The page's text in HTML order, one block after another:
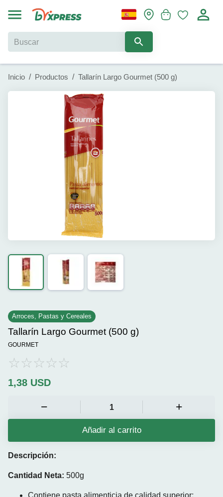
Inicio / Productos / Tallarín Largo Gourmet (500 g)
Arroces, Pastas y Cereales
Tallarín Largo Gourmet (500 g)
GOURMET
1,38 USD
Añadir al carrito
Descripción:
Cantidad Neta: 500g
Contiene pasta alimenticia de calidad superior: